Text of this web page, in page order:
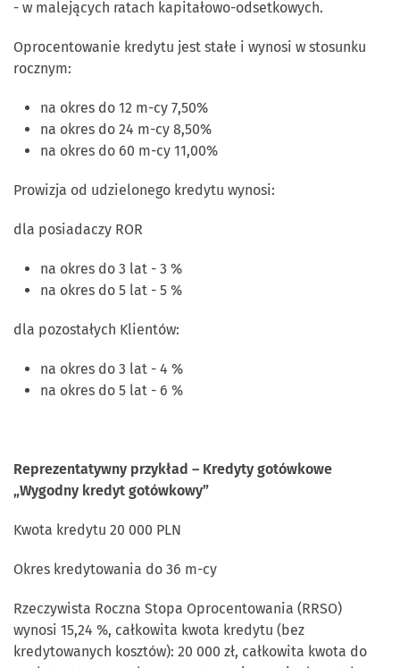
- w malejących ratach kapitałowo-odsetkowych.
Oprocentowanie kredytu jest stałe i wynosi w stosunku
rocznym:
na okres do 12 m-cy 7,50%
na okres do 24 m-cy 8,50%
na okres do 60 m-cy 11,00%
Prowizja od udzielonego kredytu wynosi:
dla posiadaczy ROR
na okres do 3 lat - 3 %
na okres do 5 lat - 5 %
dla pozostałych Klientów:
na okres do 3 lat - 4 %
na okres do 5 lat - 6 %
Reprezentatywny przykład – Kredyty gotówkowe
„Wygodny kredyt gotówkowy”
Kwota kredytu 20 000 PLN
Okres kredytowania do 36 m-cy
Rzeczywista Roczna Stopa Oprocentowania (RRSO)
wynosi 15,24 %, całkowita kwota kredytu (bez
kredytowanych kosztów): 20 000 zł, całkowita kwota do